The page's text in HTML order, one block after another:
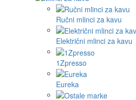
Ručni mlinci za kavu
Električni mlinci za kavu
1Zpresso
Eureka